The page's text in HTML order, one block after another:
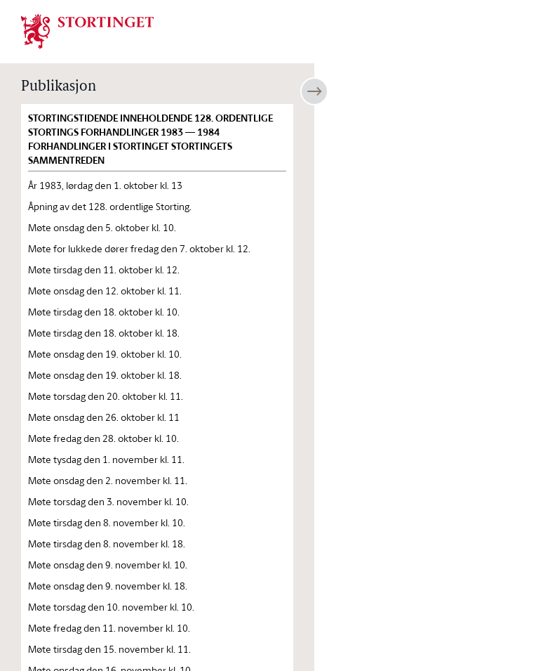
Stortinget.no
Publikasjon
STORTINGSTIDENDE INNEHOLDENDE 128. ORDENTLIGE
STORTINGS FORHANDLINGER 1983 — 1984
FORHANDLINGER I STORTINGET STORTINGETS
SAMMENTREDEN
År 1983, lørdag den 1. oktober kl. 13
Åpning av det 128. ordentlige Storting.
Møte onsdag den 5. oktober kl. 10.
Møte for lukkede dører fredag den 7. oktober kl. 12.
Møte tirsdag den 11. oktober kl. 12.
Møte onsdag den 12. oktober kl. 11.
Møte tirsdag den 18. oktober kl. 10.
Møte tirsdag den 18. oktober kl. 18.
Møte onsdag den 19. oktober kl. 10.
Møte onsdag den 19. oktober kl. 18.
Møte torsdag den 20. oktober kl. 11.
Møte onsdag den 26. oktober kl. 11
Møte fredag den 28. oktober kl. 10.
Møte tysdag den 1. november kl. 11.
Møte onsdag den 2. november kl. 11.
Møte torsdag den 3. november kl. 10.
Møte tirsdag den 8. november kl. 10.
Møte tirsdag den 8. november kl. 18.
Møte onsdag den 9. november kl. 10.
Møte onsdag den 9. november kl. 18.
Møte torsdag den 10. november kl. 10.
Møte fredag den 11. november kl. 10.
Møte tirsdag den 15. november kl. 11.